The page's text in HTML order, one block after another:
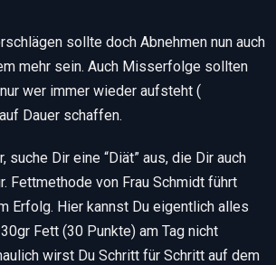
sollte doch Abnehmen nun auch
mehr sein. Auch Misserfolge sollten
wer immer wieder aufsteht (
Dauer schaffen.
suche Dir eine “Diät” aus, die Dir auch
Fettmethode von Frau Schmidt führt
Erfolg. Hier kannst Du eigentlich alles
Fett (30 Punkte) am Tag nicht
wirst Du Schritt für Schritt auf dem